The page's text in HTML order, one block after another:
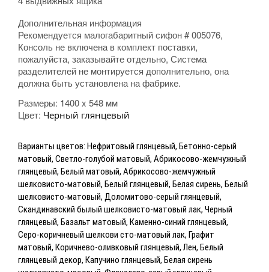
Дополнительная информация
Рекомендуется малогабаритный сифон # 005076,
Консоль не включена в комплект поставки,
пожалуйста, заказывайте отдельно, Система
разделителей не монтируется дополнительно, она
должна быть установлена на фабрике.
Размеры: 1400 x 548 мм
Цвет: Черный глянцевый
Варианты цветов: Нефритовый глянцевый, Бетонно-серый
матовый, Светло-голубой матовый, Абрикосово-жемчужный
глянцевый, Белый матовый, Абрикосово-жемчужный
шелковисто-матовый, Белый глянцевый, Белая сирень, Белый
шелковисто-матовый, Доломитово-серый глянцевый,
Скандинавский былый шелковисто-матовый лак, Черный
глянцевый, Базальт матовый, Каменно-синий глянцевый,
Серо-коричневый шелкови сто-матовый лак, Графит
матовый, Коричнево-оливковый глянцевый, Лен, Белый
глянцевый декор, Капучино глянцевый, Белая сирень